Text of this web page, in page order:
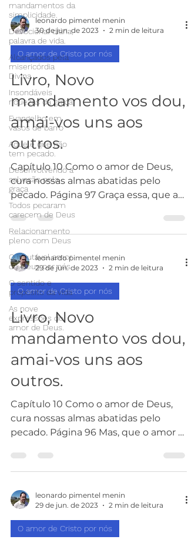
mandamentos da
simplicidade.
Devocional diária,
palavra de vida.
Alcançados pela
misericórdia
Divina
Insondáveis
riquezas da graça
Evangelho em
vasos de barro
Aquele que não
tem pecado.
Desenvolvendo a
salvação pela
graça
Todos pecaram
carecem de Deus
Relacionamento
pleno com Deus
O imutável amor
de Deus por nós
O sentido e
propósito da vida
As nove
expressões do
amor de Deus.
leonardo pimentel menin
30 de jun. de 2023
2 min de leitura
O amor de Cristo por nós
Livro, Novo
mandamento vos dou,
amai-vos uns aos
outros.
Capítulo 10 Como o amor de Deus,
cura nossas almas abatidas pelo
pecado. Página 97 Graça essa, que a
cada momento de nossas vidas nos...
leonardo pimentel menin
29 de jun. de 2023
2 min de leitura
O amor de Cristo por nós
Livro, Novo
mandamento vos dou,
amai-vos uns aos
outros.
Capítulo 10 Como o amor de Deus,
cura nossas almas abatidas pelo
pecado. Página 96 Mas, que o amor e
leonardo pimentel menin
29 de jun. de 2023
2 min de leitura
O amor de Cristo por nós